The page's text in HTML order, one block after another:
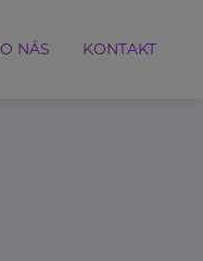
O NÁS KONTAKT